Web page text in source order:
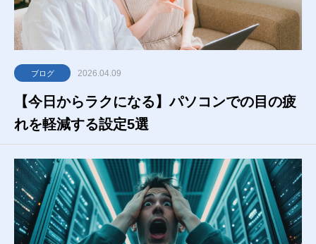
ブログ 2026.04.09
【今日からラクになる】パソコンでの目の疲
れを軽減する設定5選